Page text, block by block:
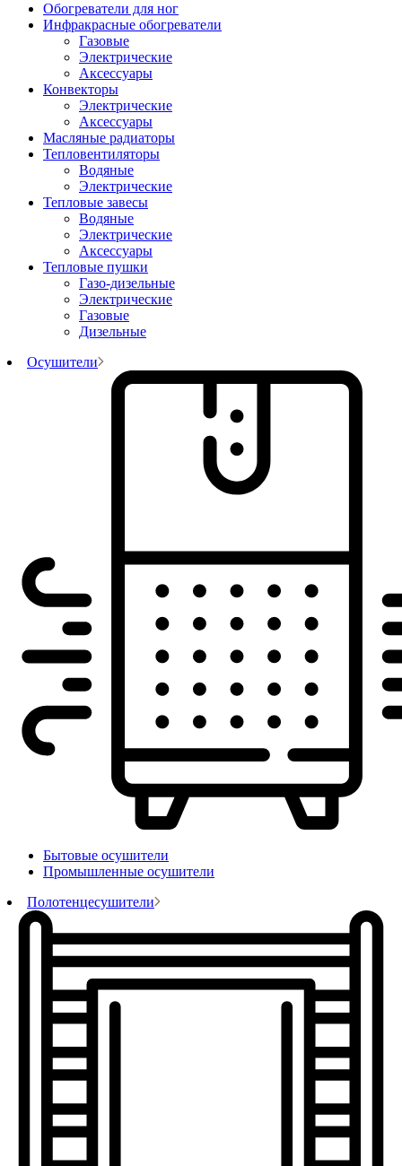
Обогреватели для ног
Инфракрасные обогреватели
Газовые
Электрические
Аксессуары
Конвекторы
Электрические
Аксессуары
Масляные радиаторы
Тепловентиляторы
Водяные
Электрические
Тепловые завесы
Водяные
Электрические
Аксессуары
Тепловые пушки
Газо-дизельные
Электрические
Газовые
Дизельные
Осушители
Бытовые осушители
Промышленные осушители
Полотенцесушители